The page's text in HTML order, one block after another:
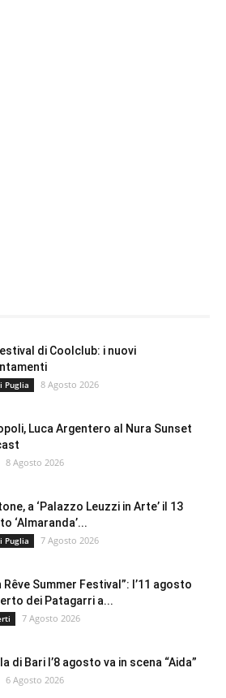
di Coolclub: i nuovi
Puglia 8 Agosto 2026
Luca Argentero al Nura Sunset
8 Agosto 2026
a ‘Palazzo Leuzzi in Arte’ il 13
‘Almaranda’...
Puglia 7 Agosto 2026
Rêve Summer Festival”: l’11 agosto
dei Patagarri a...
7 Agosto 2026
di Bari l’8 agosto va in scena “Aida”
6 Agosto 2026